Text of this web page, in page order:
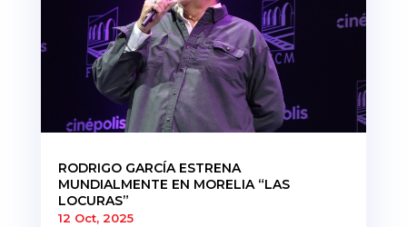
RODRIGO GARCÍA ESTRENA
MUNDIALMENTE EN MORELIA “LAS
LOCURAS”
12 Oct, 2025